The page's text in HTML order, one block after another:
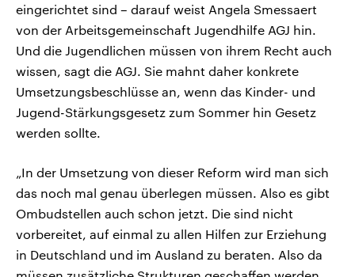
eingerichtet sind – darauf weist Angela Smessaert
von der Arbeitsgemeinschaft Jugendhilfe AGJ hin.
Und die Jugendlichen müssen von ihrem Recht auch
wissen, sagt die AGJ. Sie mahnt daher konkrete
Umsetzungsbeschlüsse an, wenn das Kinder- und
Jugend-Stärkungsgesetz zum Sommer hin Gesetz
werden sollte.
„In der Umsetzung von dieser Reform wird man sich
das noch mal genau überlegen müssen. Also es gibt
Ombudstellen auch schon jetzt. Die sind nicht
vorbereitet, auf einmal zu allen Hilfen zur Erziehung
in Deutschland und im Ausland zu beraten. Also da